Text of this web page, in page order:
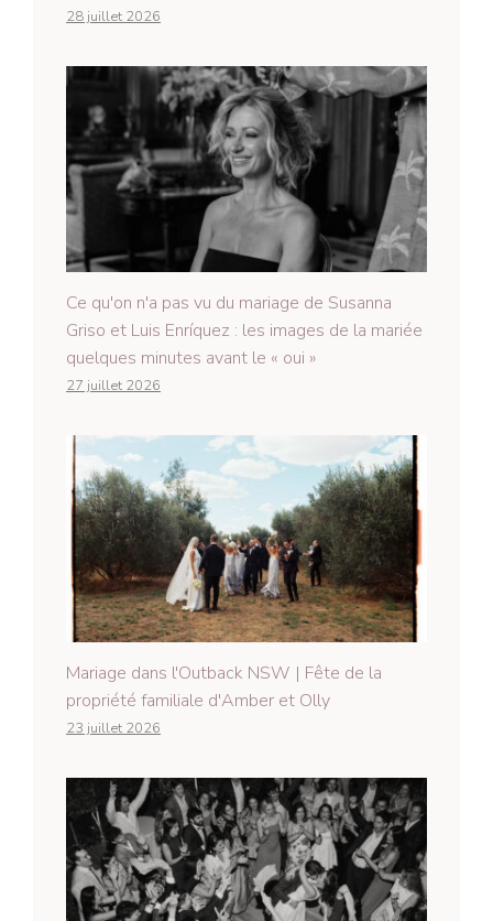
28 juillet 2026
Ce qu'on n'a pas vu du mariage de Susanna
Griso et Luis Enríquez : les images de la mariée
quelques minutes avant le « oui »
27 juillet 2026
Mariage dans l'Outback NSW | Fête de la
propriété familiale d'Amber et Olly
23 juillet 2026